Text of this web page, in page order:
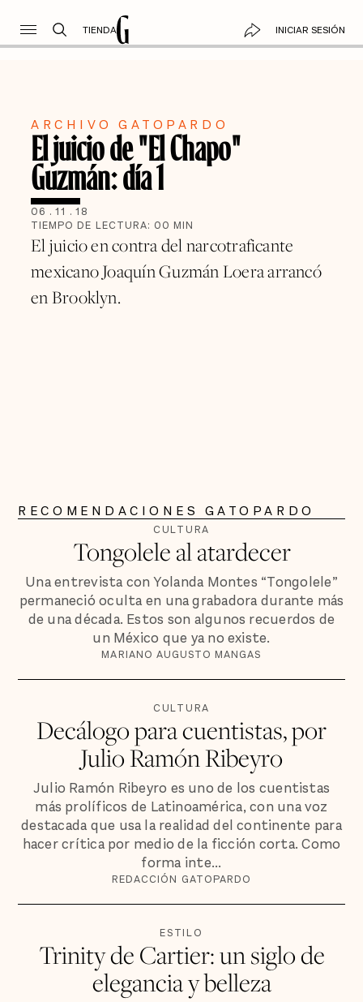
TIENDA INICIAR SESIÓN
ARCHIVO GATOPARDO
El juicio de "El Chapo"
Guzmán: día 1
06 . 11 . 18
TIEMPO DE LECTURA: 00 MIN
El juicio en contra del narcotraficante
mexicano Joaquín Guzmán Loera arrancó
en Brooklyn.
RECOMENDACIONES GATOPARDO
CULTURA
Tongolele al atardecer
Una entrevista con Yolanda Montes “Tongolele”
permaneció oculta en una grabadora durante más
de una década. Estos son algunos recuerdos de
un México que ya no existe.
MARIANO AUGUSTO MANGAS
CULTURA
Decálogo para cuentistas, por
Julio Ramón Ribeyro
Julio Ramón Ribeyro es uno de los cuentistas
más prolíficos de Latinoamérica, con una voz
destacada que usa la realidad del continente para
hacer crítica por medio de la ficción corta. Como
forma inte...
REDACCIÓN GATOPARDO
ESTILO
Trinity de Cartier: un siglo de
elegancia y belleza